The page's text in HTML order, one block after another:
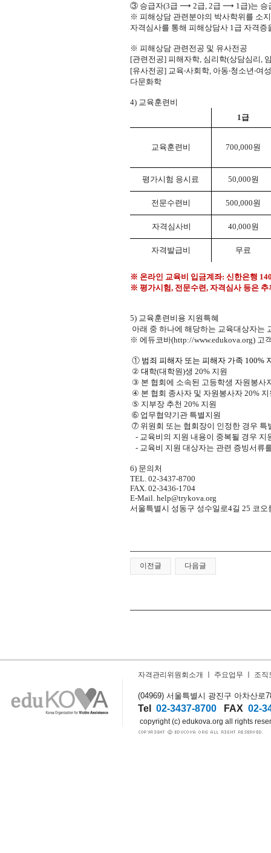
③ 승급자(3급 ⟶ 2급, 2급 ⟶ 1급)는 승
※ 피해상담 관련분야의 박사학위를 소
자격심사를 통해 피해상담사 1급 자격증
※ 피해상담 관련전공 및 유사전공
[관련전공] 피해자학, 심리학(상담심리,
[유사전공] 교육‧사회학, 아동‧청소년 ‧여성
다문화학
4) 교육훈련비
1급
교육훈련비 700,000원
평가시험 응시료 50,000원
전문수련비 500,000원
자격심사비 40,000원
자격발급비 무료
※ 온라인 교육비 입금계좌: 신한은행
※ 평가시험, 전문수련, 자격심사 등은
5) 교육훈련비용 지원특혜
아래 중 하나에 해당하는 교육대상자는
※ 에듀코바(http://www.edukova.org) 고
① 범죄 피해자 또는 피해자 가족 100%
② 대 학(대학원)생 20% 지원
③ 본 협회에 소속된 고등학생 자원봉사
④ 본 협회 종사자 및 자원봉사자 20% 지
⑤ 지부장 추천 20% 지원
➅ 업무협약기관 특별지원
➆ 위원회 또는 협회장이 인정한 경우 특
- 교육비의 지원 내용이 중복될 경우 지
- 교육비 지원 대상자는 관련 증빙서류
6) 문의처
TEL. 02-3437-8700
FAX. 02-3436-1704
E-Mail. help@trykova.org
서울특별시 성동구 성수일로4길 25 코오
이전글 다음글
자격관리위원회소개 주요업무 조직
(04969) 서울특별시 광진구 아차산로
Tel 02-3437-8700 FAX 02-
copyright (c) edukova.org all rights